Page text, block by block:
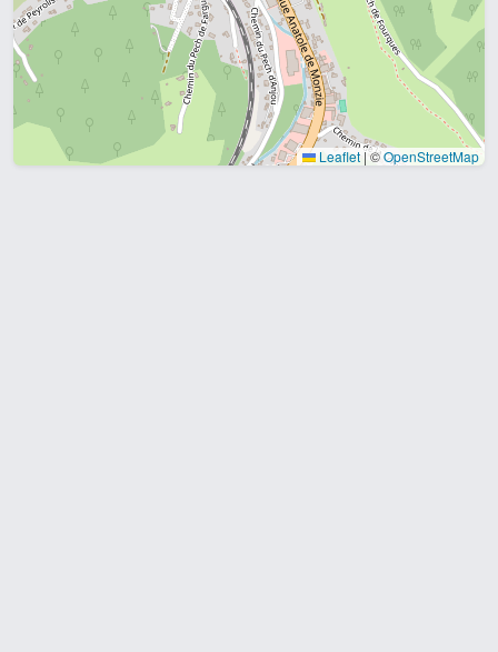
Leaflet|©OpenStreetMap